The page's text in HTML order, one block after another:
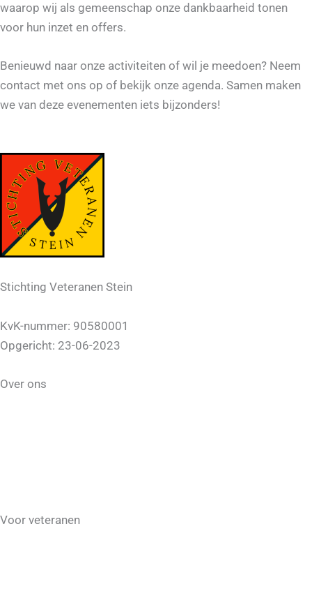
waarop wij als gemeenschap onze dankbaarheid tonen
voor hun inzet en offers.
Benieuwd naar onze activiteiten of wil je meedoen? Neem
contact met ons op of bekijk onze agenda. Samen maken
we van deze evenementen iets bijzonders!
Stichting Veteranen Stein
KvK-nummer: 90580001
Opgericht: 23-06-2023
Over ons
Voor veteranen